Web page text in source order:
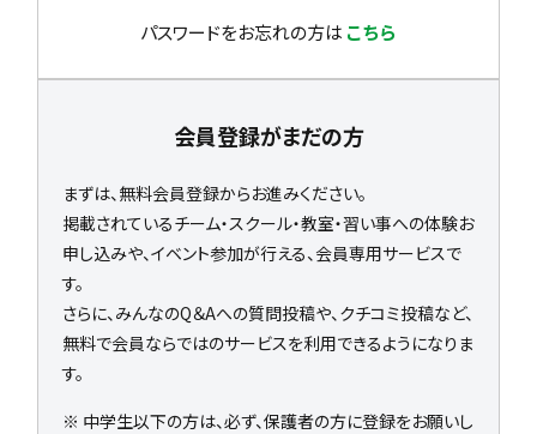
パスワードをお忘れの方は こちら
会員登録がまだの方
まずは、無料会員登録からお進みください。
掲載されているチーム・スクール・教室・習い事への体験お
申し込みや、イベント参加が行える、会員専用サービスで
す。
さらに、みんなのQ＆Aへの質問投稿や、クチコミ投稿など、
無料で会員ならではのサービスを利用できるようになりま
す。
※ 中学生以下の方は、必ず、保護者の方に登録をお願いし